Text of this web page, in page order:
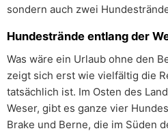
sondern auch zwei
Hundestrände entlang der
Was wäre ein Urlaub ohne den
zeigt sich erst wie vielfältig die
tatsächlich ist. Im Osten des
Weser, gibt es ganze vier
Brake und Berne, die im Süden